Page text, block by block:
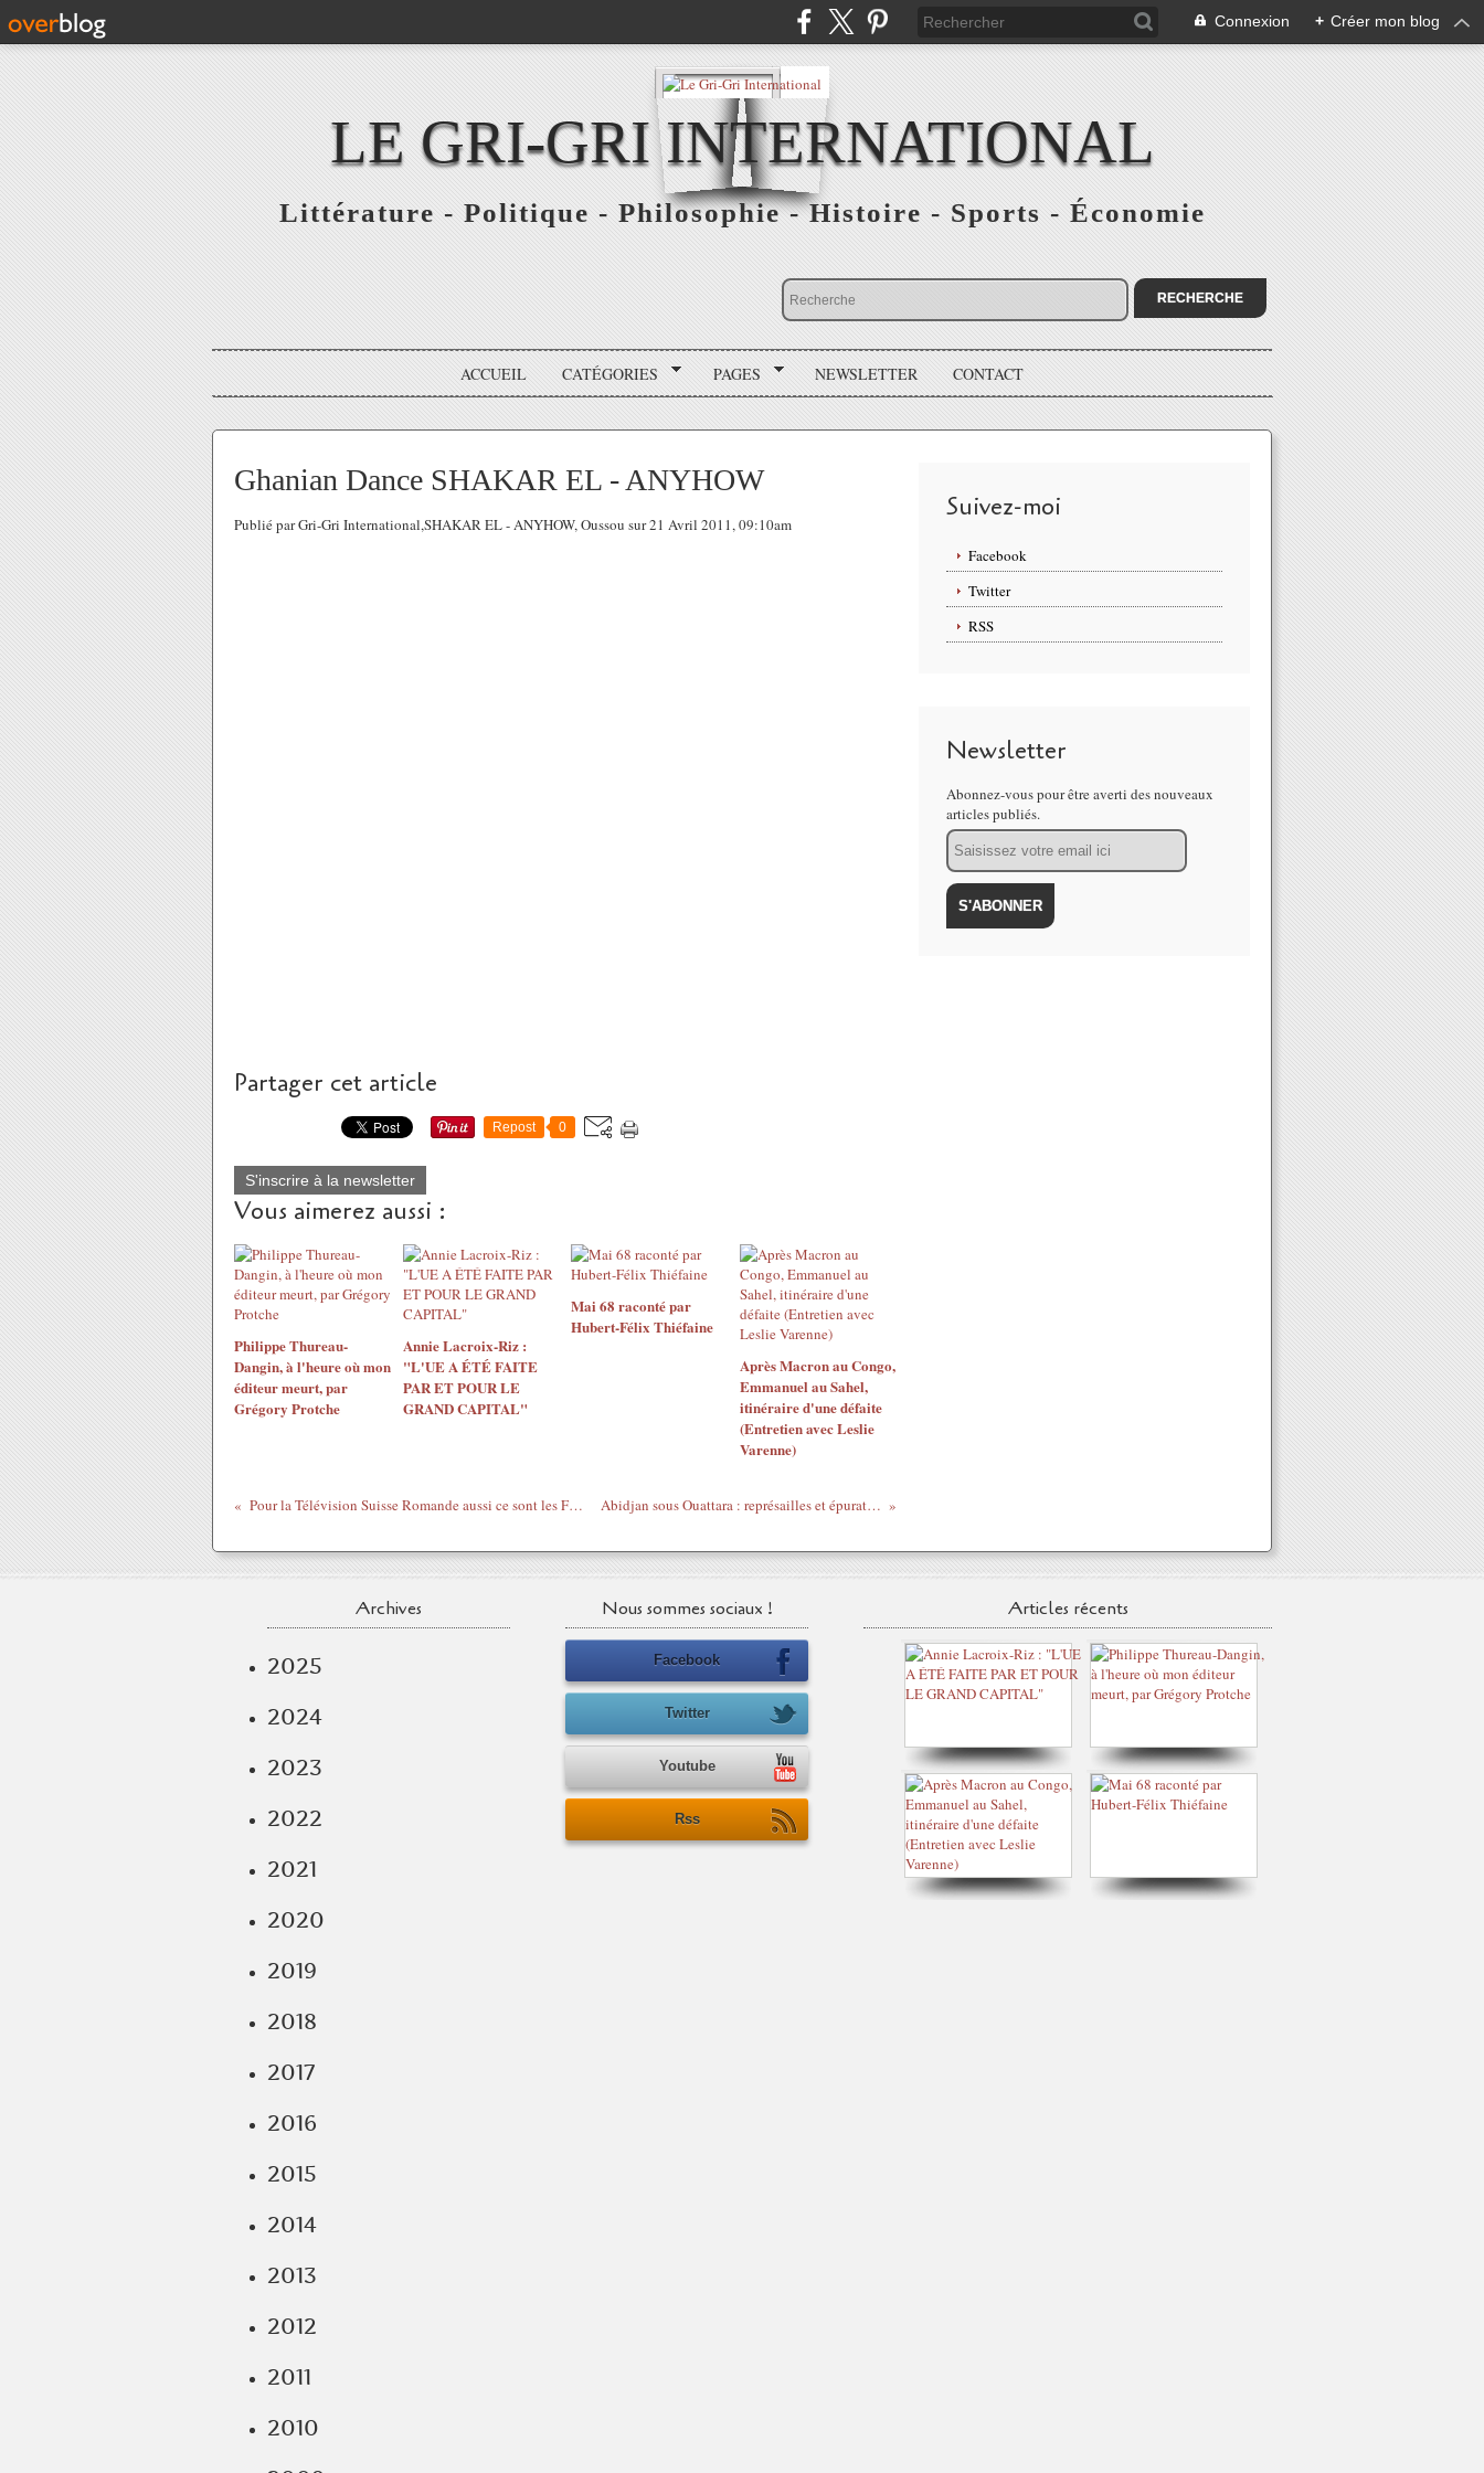
Connexion + Créer mon blog
LE GRI-GRI INTERNATIONAL
Littérature - Politique - Philosophie - Histoire - Sports - Économie
ACCUEIL CATÉGORIES PAGES NEWSLETTER CONTACT
Ghanian Dance SHAKAR EL - ANYHOW
Publié par Gri-Gri International,SHAKAR EL - ANYHOW, Oussou sur 21 Avril 2011, 09:10am
Partager cet article
Repost 0
S'inscrire à la newsletter
Vous aimerez aussi :
Philippe Thureau-
Dangin, à l'heure où mon
éditeur meurt, par
Grégory Protche
Annie Lacroix-Riz :
"L'UE A ÉTÉ FAITE
PAR ET POUR LE
GRAND CAPITAL"
Mai 68 raconté par
Hubert-Félix Thiéfaine
Après Macron au Congo,
Emmanuel au Sahel,
itinéraire d'une défaite
(Entretien avec Leslie
Varenne)
Pour la Télévision Suisse Romande aussi ce sont les Forces françaises qui ont enlevé Laurent Gbagbo Abidjan sous Ouattara : représailles et épuration ethnique - semaine du 11 avril 2011
Suivez-moi
Facebook
Twitter
RSS
Newsletter
Abonnez-vous pour être averti des nouveaux
articles publiés.
Email
Archives
2025
2024
2023
2022
2021
2020
2019
2018
2017
2016
2015
2014
2013
2012
2011
2010
Nous sommes sociaux !
Facebook
Twitter
Youtube
Rss
Articles récents